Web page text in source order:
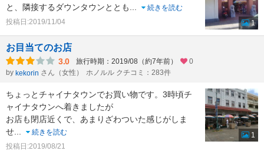
と、隣接するダウンタウンととも
続きを読む
投稿日:2019/11/04
1
お目当てのお店
3.0 旅行時期：2019/08（約7年前）
0
by kekorin さん（女性） ホノルル クチコミ：283件
ちょっとチャイナタウンでお買い物です。3時頃チ
ャイナタウンへ着きましたが
お店も閉店近くで、あまりざわついた感じがしま
せ
続きを読む
投稿日:2019/08/21
1